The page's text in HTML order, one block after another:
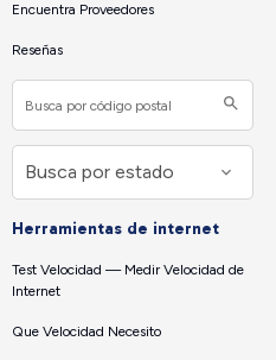
Encuentra Proveedores
Reseñas
Herramientas de internet
Test Velocidad — Medir Velocidad de
Internet
Que Velocidad Necesito